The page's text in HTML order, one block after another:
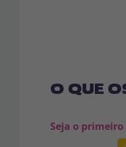
O QUE
Seja o